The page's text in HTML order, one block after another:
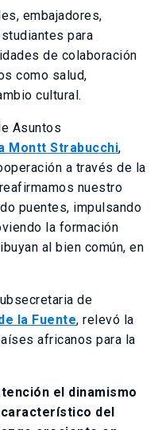
embajadores,
para
de colaboración
como salud,
cultural.
Asuntos
Montt Strabucchi,
a través de la
nuestro
puentes, impulsando
la formación
al bien común, en
de
la Fuente, relevó la
africanos para la
el dinamismo
del